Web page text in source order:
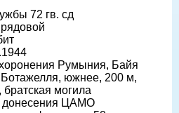
72 гв. сд
Румыния, Байя
Ботажелля, южнее, 200 м,
могила
донесения ЦАМО